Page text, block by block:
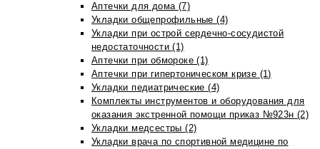
Аптечки для дома (7)
Укладки общепрофильные (4)
Укладки при острой сердечно-сосудистой
недостаточности (1)
Аптечки при обмороке (1)
Аптечки при гипертоническом кризе (1)
Укладки педиатрические (4)
Комплекты инструментов и оборудования для
оказания экстренной помощи приказ №923н (2)
Укладки медсестры (2)
Укладки врача по спортивной медицине по